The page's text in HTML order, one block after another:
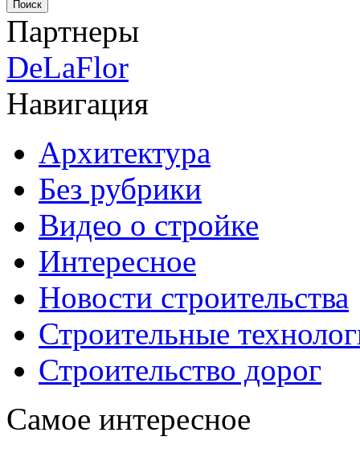
Партнеры
DeLaFlor
Навигация
Архитектура
Без рубрики
Видео о стройке
Интересное
Новости строительства
Строительные
Строительство дорог
Самое интересное